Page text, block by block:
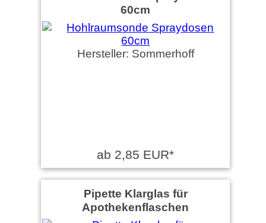
60cm
Hersteller: Sommerhoff
ab 2,85 EUR*
Pipette Klarglas für
Apothekenflaschen